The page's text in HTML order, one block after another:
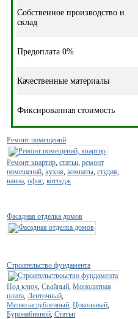
Собственное производство и
склад
Предоплата 0%
Качественные материалы
Фиксированная стоимость
Ремонт помещений
Ремонт квартир статьи ремонт
помещений кухня комнаты студия
ванна офис коттедж
Фасадная отделка домов
Строительство фундамента
Под ключ Свайный Монолитная
плита Ленточный
Мелкозаглубленный Цокольный
Буронабивной Статьи